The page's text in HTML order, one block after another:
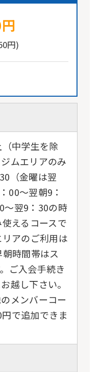
円)
（中学生を除
ムエリアのみ
（金曜は翌
00〜翌朝9：
〜翌9：30の時
えるコースで
アのご利用は
時間帯はス
ご入会手続き
越し下さい。
メンバーコー
で追加できま